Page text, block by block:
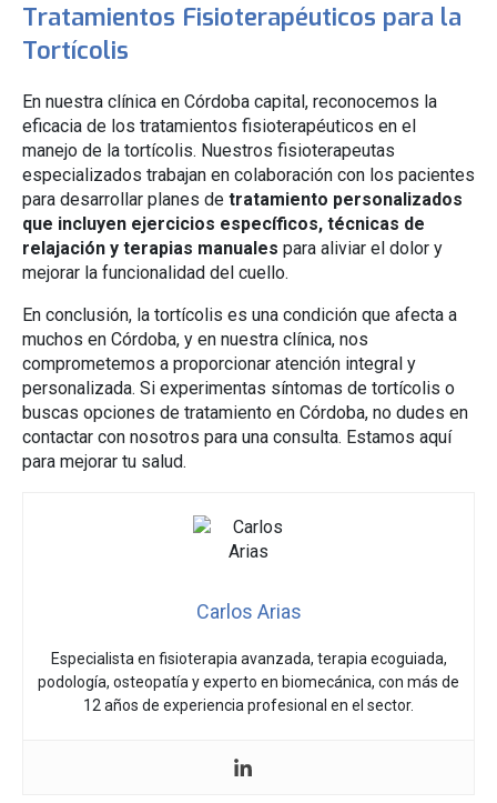
Tratamientos Fisioterapéuticos para la
Tortícolis
En nuestra clínica en Córdoba capital, reconocemos la
eficacia de los tratamientos fisioterapéuticos en el
manejo de la tortícolis. Nuestros fisioterapeutas
especializados trabajan en colaboración con los pacientes
para desarrollar planes de tratamiento personalizados
que incluyen ejercicios específicos, técnicas de
relajación y terapias manuales para aliviar el dolor y
mejorar la funcionalidad del cuello.
En conclusión, la tortícolis es una condición que afecta a
muchos en Córdoba, y en nuestra clínica, nos
comprometemos a proporcionar atención integral y
personalizada. Si experimentas síntomas de tortícolis o
buscas opciones de tratamiento en Córdoba, no dudes en
contactar con nosotros para una consulta. Estamos aquí
para mejorar tu salud.
Carlos Arias
Especialista en fisioterapia avanzada, terapia ecoguiada,
podología, osteopatía y experto en biomecánica, con más de
12 años de experiencia profesional en el sector.